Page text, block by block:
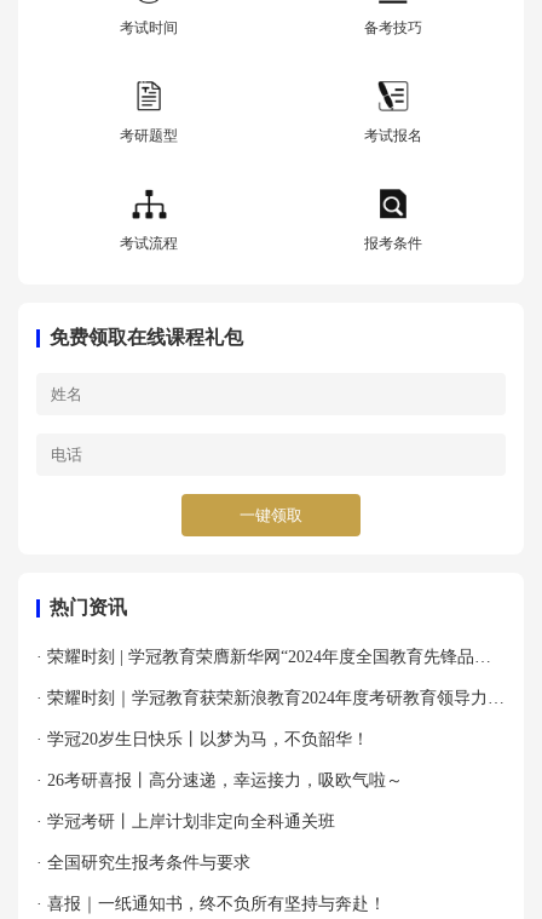
考试时间 备考技巧
考研题型 考试报名
考试流程 报考条件
免费领取在线课程礼包
一键领取
热门资讯
· 荣耀时刻 | 学冠教育荣膺新华网“2024年度全国教育先锋品牌
优秀案例”殊荣！
· 荣耀时刻｜学冠教育获荣新浪教育2024年度考研教育领导力品
牌！
· 学冠20岁生日快乐丨以梦为马，不负韶华！
· 26考研喜报丨高分速递，幸运接力，吸欧气啦～
· 学冠考研丨上岸计划非定向全科通关班
· 全国研究生报考条件与要求
· 喜报｜一纸通知书，终不负所有坚持与奔赴！